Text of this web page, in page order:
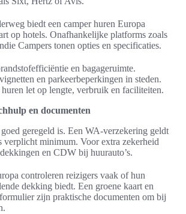
biedt een camper huren Europa
op hotels. Onafhankelijke platforms zoals
Campers tonen opties en specificaties.
en bagageruimte.
en parkeerbeperkingen in steden.
let op lengte, verbruik en faciliteiten.
en documenten
geregeld is. Een WA-verzekering geldt
verplicht minimum. Voor extra zekerheid
en CDW bij huurauto’s.
controleren reizigers vaak of hun
dekking biedt. Een groene kaart en
zijn praktische documenten om bij